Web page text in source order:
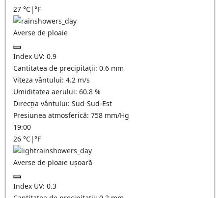
27 °C|°F
Averse de ploaie
Index UV: 0.9
Cantitatea de precipitații: 0.6 mm
Viteza vântului: 4.2 m/s
Umiditatea aerului: 60.8 %
Direcția vântului: Sud-Sud-Est
Presiunea atmosferică: 758 mm/Hg
19:00
26 °C|°F
Averse de ploaie ușoară
Index UV: 0.3